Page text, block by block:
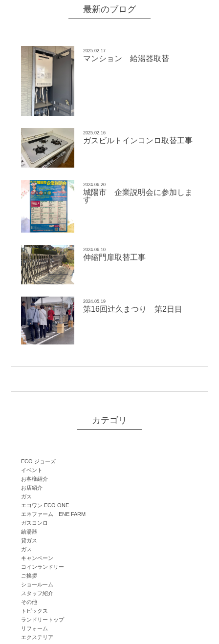
最新のブログ
2025.02.17
マンション 給湯器取替
2025.02.16
ガスビルトインコンロ取替工事
2024.06.20
城陽市 企業説明会に参加しま
す
2024.06.10
伸縮門扉取替工事
2024.05.19
第16回辻久まつり 第2日目
カテゴリ
ECO ジョーズ
イベント
お客様紹介
お店紹介
ガス
エコワン ECO ONE
エネファーム ENE FARM
ガスコンロ
給湯器
貸ガス
ガス
キャンペーン
コインランドリー
ご挨拶
ショールーム
スタッフ紹介
その他
トピックス
ランドリートップ
リフォーム
エクステリア